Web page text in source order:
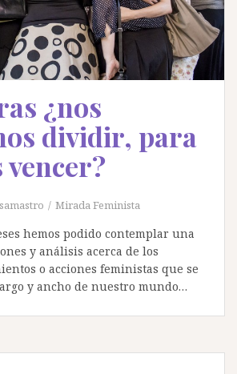
¿nos
dividir, para
Mirada Feminista
hemos podido contemplar una
y análisis acerca de los
o acciones feministas que se
y ancho de nuestro mundo…